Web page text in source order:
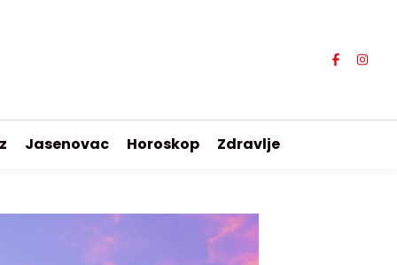
Jasenovac Horoskop Zdravlje